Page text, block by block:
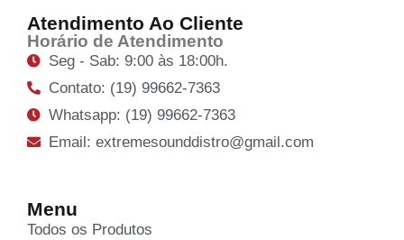
Atendimento Ao Cliente
Horário de Atendimento
Seg - Sab: 9:00 às 18:00h.
Contato: (19) 99662-7363
Whatsapp: (19) 99662-7363
Email: extremesounddistro@gmail.com
Menu
Todos os Produtos